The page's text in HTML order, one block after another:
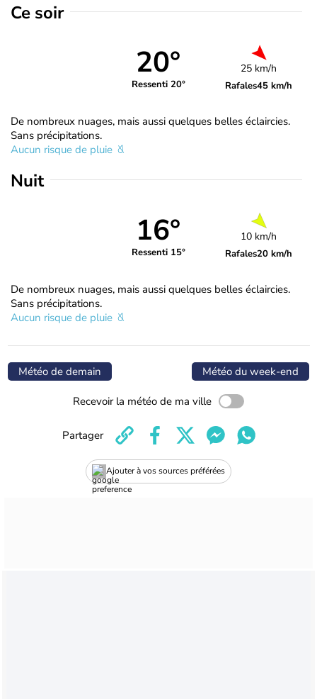
Ce soir
20°
Ressenti 20°
25 km/h
Rafales45 km/h
De nombreux nuages, mais aussi quelques belles éclaircies.
Sans précipitations.
Aucun risque de pluie
Nuit
16°
Ressenti 15°
10 km/h
Rafales20 km/h
De nombreux nuages, mais aussi quelques belles éclaircies.
Sans précipitations.
Aucun risque de pluie
Météo de demain Météo du week-end
Recevoir la météo de ma ville
Ajouter à vos sources préférées
Partager